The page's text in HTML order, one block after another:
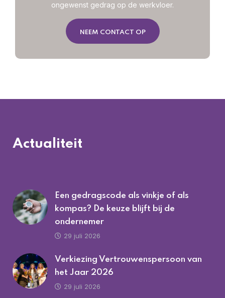
ongewenst gedrag op de werkvloer.
NEEM CONTACT OP
Actualiteit
Een gedragscode als vinkje of als
kompas? De keuze blijft bij de
ondernemer
29 juli 2026
Verkiezing Vertrouwenspersoon van
het Jaar 2026
29 juli 2026